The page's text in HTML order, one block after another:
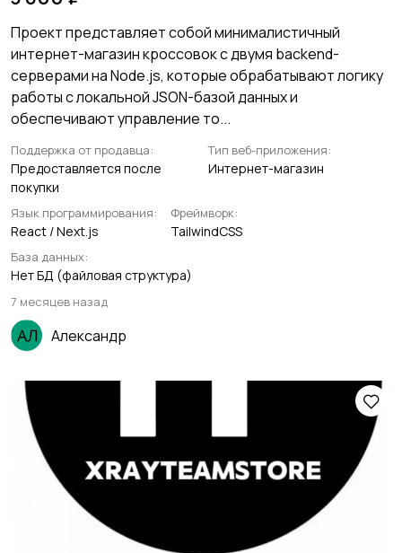
Проект представляет собой минималистичный
интернет-магазин кроссовок с двумя backend-
серверами на Node.js, которые обрабатывают логику
работы с локальной JSON-базой данных и
обеспечивают управление то...
Поддержка от продавца:
Предоставляется после
покупки
Тип веб-приложения:
Интернет-магазин
Язык программирования:
React / Next.js
Фреймворк:
TailwindCSS
База данных:
Нет БД (файловая структура)
7 месяцев назад
Александр